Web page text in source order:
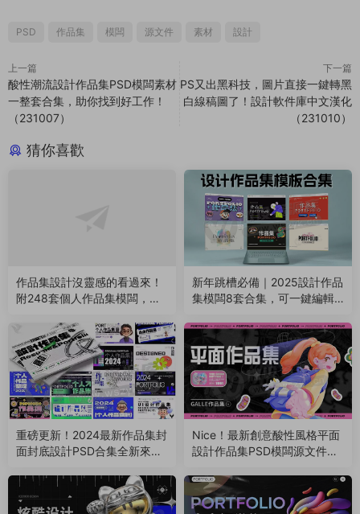
PSD 作品集 模闆 源文件 素材 設計
上一篇
酸性潮流設計作品集PSD模闆素材
一整套合集，助你找到好工作！
（231007）
下一篇
PS又出黑科技，圖片直接一鍵轉黑
白線稿圖了！設計軟件庫中文漢化
（231010）
猜你喜歡
作品集設計沒靈感的看過來！
附248套個人作品集模闆，總
新年跳槽必備｜2025設計作品
集模闆8套合集，可一鍵編輯
重磅更新！2024最新作品集封
面封底設計PSD合集全新來
Nice！最新創意酸性風格平面
設計作品集PSD模闆源文件來
0）